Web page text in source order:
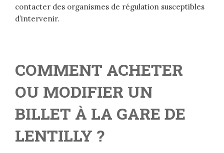
contacter des organismes de régulation susceptibles
d’intervenir.
COMMENT ACHETER
OU MODIFIER UN
BILLET À LA GARE DE
LENTILLY ?